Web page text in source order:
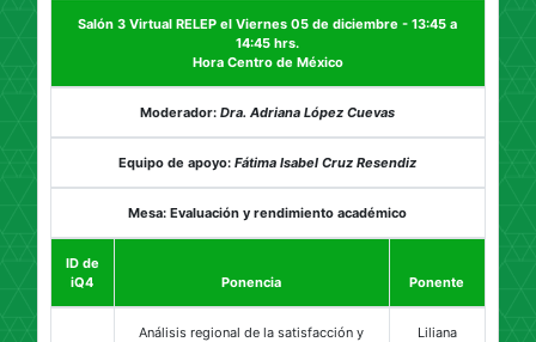
Salón 3 Virtual RELEP el Viernes 05 de diciembre - 13:45 a
14:45 hrs.
Hora Centro de México
Moderador:Dra. Adriana López Cuevas
Equipo de apoyo:Fátima Isabel Cruz Resendiz
Mesa: Evaluación y rendimiento académico
ID de
iQ4
Ponencia Ponente
Análisis regional de la satisfacción y
Liliana